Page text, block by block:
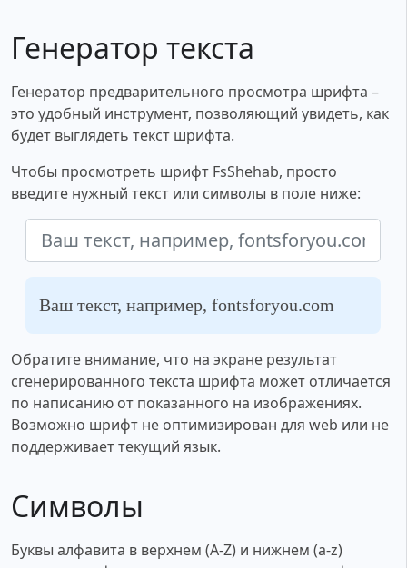
Генератор текста
Генератор предварительного просмотра шрифта –
это удобный инструмент, позволяющий увидеть, как
будет выглядеть текст шрифта.
Чтобы просмотреть шрифт FsShehab, просто
введите нужный текст или символы в поле ниже:
Ваш текст, например, fontsforyou.com
Обратите внимание, что на экране результат
сгенерированного текста шрифта может отличается
по написанию от показанного на изображениях.
Возможно шрифт не оптимизирован для web или не
поддерживает текущий язык.
Символы
Буквы алфавита в верхнем (A-Z) и нижнем (a-z)